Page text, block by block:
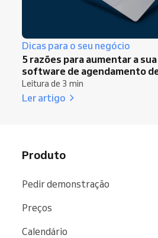
Dicas para o seu negócio
5 razões para aumentar a
software de agendamento
Leitura de 3 min
Ler artigo
Produto
Pedir demonstração
Preços
Calendário